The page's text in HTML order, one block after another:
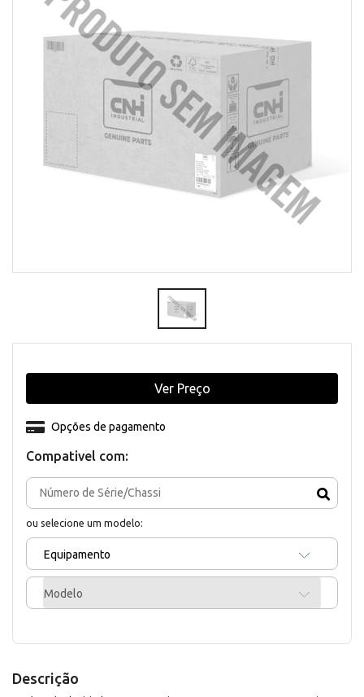
Compativel com:
ou selecione um modelo:
Equipamento
Modelo
Opções de pagamento
Ver Preço
Descrição